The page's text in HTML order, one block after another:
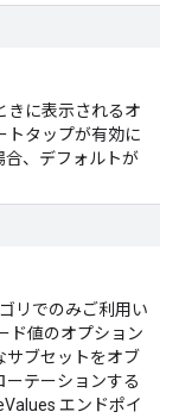
きに表示されるオ
トタップが有効に
合、デフォルトが
リでのみご利用い
ド値のオプション
サブセットをオブ
ーテーションする
エンドポイ